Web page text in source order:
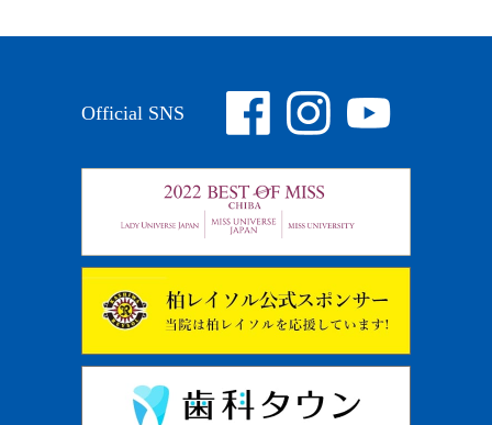
Official SNS